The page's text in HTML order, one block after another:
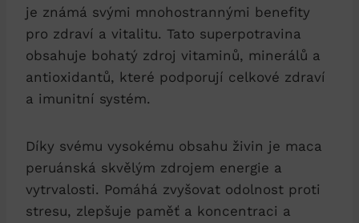
je známá svými mnohostrannými benefity
pro zdraví a vitalitu. Tato superpotravina
obsahuje bohatý zdroj vitaminů, minerálů a
antioxidantů, které podporují celkové zdraví
a imunitní systém.
Díky svému vysokému obsahu živin je maca
peruánská skvělým zdrojem energie a
vytrvalosti. Pomáhá zvyšovat odolnost proti
stresu, zlepšuje paměť a koncentraci a